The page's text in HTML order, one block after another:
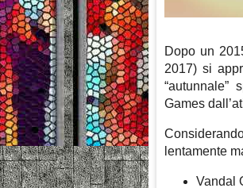
Dopo un
2017) si
“autunnale”
Games
lentamente
Vandal